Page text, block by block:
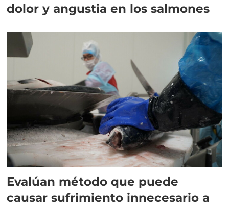
dolor y angustia en los salmones
Evalúan método que puede
causar sufrimiento innecesario a